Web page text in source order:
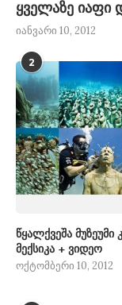
ყველაზე იაფი
იანვარი 10, 2012
2
წყალქვეშა მუზეუმი
მექსიკა + ვიდეო
ოქტომბერი 10, 2012